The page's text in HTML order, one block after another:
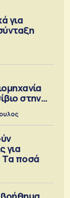
για
στην
για
Τα ποσά